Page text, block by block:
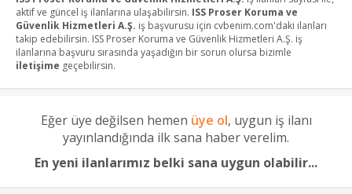
aktif ve güncel iş ilanlarına ulaşabilirsin. ISS Proser Koruma ve
Güvenlik Hizmetleri A.Ş. iş başvurusu için cvbenim.com'daki ilanları
takip edebilirsin. ISS Proser Koruma ve Güvenlik Hizmetleri A.Ş. iş
ilanlarına başvuru sırasında yaşadığın bir sorun olursa bizimle
iletişime geçebilirsin.
Eğer üye değilsen hemen üye ol, uygun iş ilanı
yayınlandığında ilk sana haber verelim.
En yeni ilanlarımız belki sana uygun olabilir...